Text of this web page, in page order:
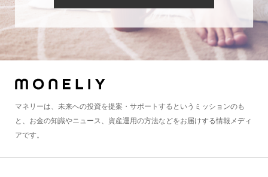
マネリーは、未来への投資を提案・サポートするというミッションのも
と、お金の知識やニュース、資産運用の方法などをお届けする情報メディ
アです。